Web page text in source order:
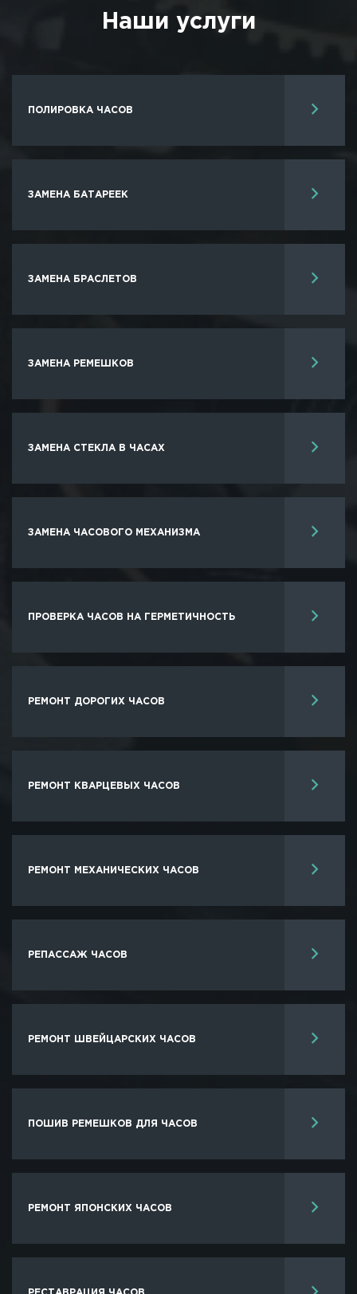
Наши услуги
ПОЛИРОВКА ЧАСОВ
ЗАМЕНА БАТАРЕЕК
ЗАМЕНА БРАСЛЕТОВ
ЗАМЕНА РЕМЕШКОВ
ЗАМЕНА СТЕКЛА В ЧАСАХ
ЗАМЕНА ЧАСОВОГО МЕХАНИЗМА
ПРОВЕРКА ЧАСОВ НА ГЕРМЕТИЧНОСТЬ
РЕМОНТ ДОРОГИХ ЧАСОВ
РЕМОНТ КВАРЦЕВЫХ ЧАСОВ
РЕМОНТ МЕХАНИЧЕСКИХ ЧАСОВ
РЕПАССАЖ ЧАСОВ
РЕМОНТ ШВЕЙЦАРСКИХ ЧАСОВ
ПОШИВ РЕМЕШКОВ ДЛЯ ЧАСОВ
РЕМОНТ ЯПОНСКИХ ЧАСОВ